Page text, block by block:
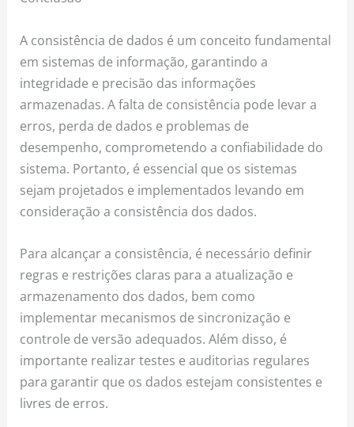
A consistência de dados é um conceito fundamental
em sistemas de informação, garantindo a
integridade e precisão das informações
armazenadas. A falta de consistência pode levar a
erros, perda de dados e problemas de
desempenho, comprometendo a confiabilidade do
sistema. Portanto, é essencial que os sistemas
sejam projetados e implementados levando em
consideração a consistência dos dados.
Para alcançar a consistência, é necessário definir
regras e restrições claras para a atualização e
armazenamento dos dados, bem como
implementar mecanismos de sincronização e
controle de versão adequados. Além disso, é
importante realizar testes e auditorias regulares
para garantir que os dados estejam consistentes e
livres de erros.